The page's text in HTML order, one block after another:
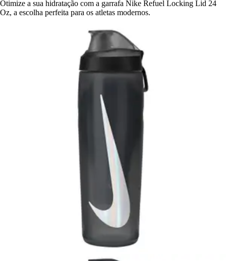
Otimize a sua hidratação com a garrafa Nike Refuel Locking Lid 24
Oz, a escolha perfeita para os atletas modernos.